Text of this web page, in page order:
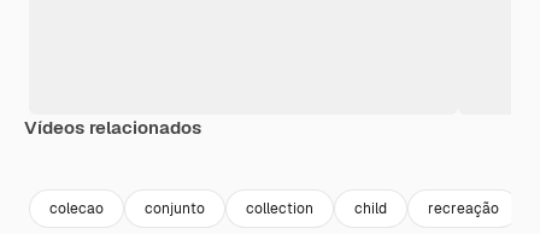
Vídeos relacionados
colecao conjunto collection child recreação